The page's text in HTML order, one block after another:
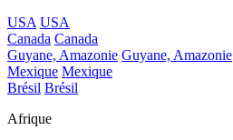
USA USA
Canada Canada
Guyane, Amazonie Guyane, Amazonie
Mexique Mexique
Brésil Brésil
Afrique